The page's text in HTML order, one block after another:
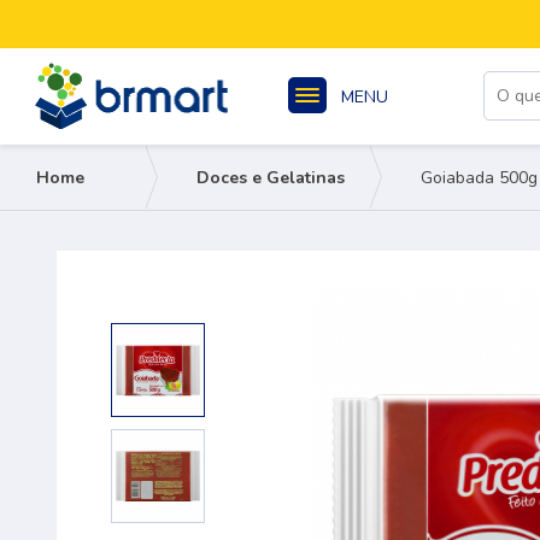
MENU
Home Doces e Gelatinas Goiabada 500g